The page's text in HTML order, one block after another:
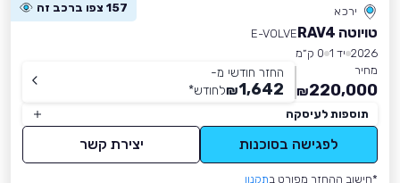
ירכא 157 צפו ברכב זה
טויוטה RAV4
E-VOLVE
2026 יד 1
0 ק״מ
מחיר
220,000
₪
החזר חודשי מ-
1,642
₪לחודש*
תוספות לעיסקה
לפגישה בסוכנות יצירת קשר
*חישוב ההחזר מפורט בתקנון